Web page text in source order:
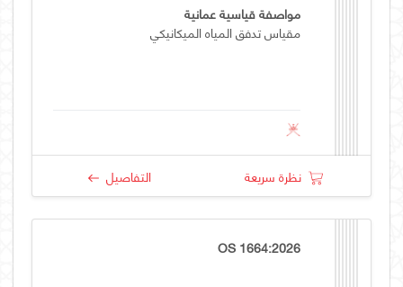
مواصفة قياسية عمانية
مقياس تدفق المياه الميكانيكي
نظرة سريعة التفاصيل
OS 1664:2026